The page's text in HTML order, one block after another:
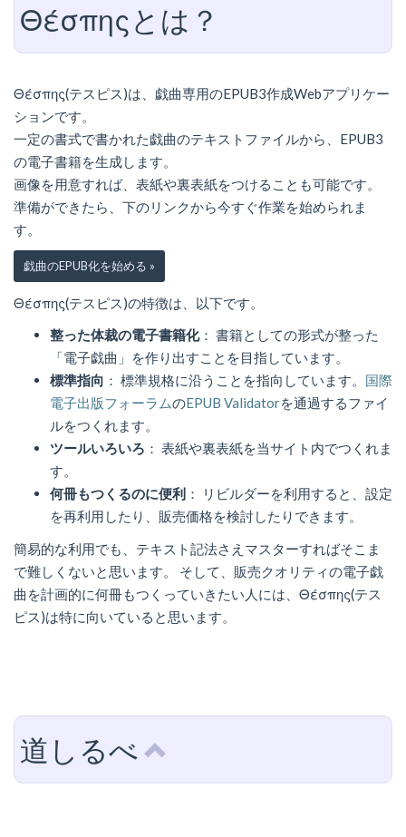
Θέσπηςとは？
Θέσπης(テスピス)は、戯曲専用のEPUB3作成Webアプリケー
ションです。
一定の書式で書かれた戯曲のテキストファイルから、EPUB3
の電子書籍を生成します。
画像を用意すれば、表紙や裏表紙をつけることも可能です。
準備ができたら、下のリンクから今すぐ作業を始められま
す。
戯曲のEPUB化を始める »
Θέσπης(テスピス)の特徴は、以下です。
整った体裁の電子書籍化： 書籍としての形式が整った
「電子戯曲」を作り出すことを目指しています。
標準指向 ： 標準規格に沿うことを指向しています。 国際
電子出版フォーラムのEPUB Validatorを通過するファイ
ルをつくれます。
ツールいろいろ ： 表紙や裏表紙を当サイト内でつくれま
す。
何冊もつくるのに便利 ： リビルダーを利用すると、設定
を再利用したり、販売価格を検討したりできます。
簡易的な利用でも、テキスト記法さえマスターすればそこま
で難しくないと思います。 そして、販売クオリティの電子戯
曲を計画的に何冊もつくっていきたい人には、Θέσπης(テス
ピス)は特に向いていると思います。
道しるべ